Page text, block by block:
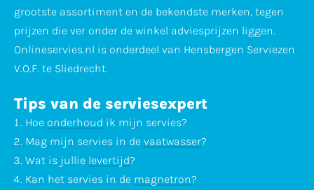
grootste assortiment en de bekendste merken, tegen
prijzen die ver onder de winkel adviesprijzen liggen.
Onlineservies.nl is onderdeel van Hensbergen Serviezen
V.O.F. te Sliedrecht.
Tips van de serviesexpert
Hoe onderhoud ik mijn servies?
Mag mijn servies in de vaatwasser?
Wat is jullie levertijd?
Kan het servies in de magnetron?